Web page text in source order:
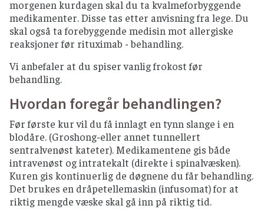
morgenen kurdagen skal du ta kvalmeforbyggende
medikamenter. Disse tas etter anvisning fra lege. Du
skal også ta forebyggende medisin mot allergiske
reaksjoner før rituximab - behandling.
Vi anbefaler at du spiser vanlig frokost før
behandling.
Hvordan foregår behandlingen?
Før første kur vil du få innlagt en tynn slange i en
blodåre. (Groshong-eller annet tunnellert
sentralvenøst kateter). Medikamentene gis både
intravenøst og intratekalt (direkte i spinalvæsken).
Kuren gis kontinuerlig de døgnene du får behandling.
Det brukes en dråpetellemaskin (infusomat) for at
riktig mengde væske skal gå inn på riktig tid.